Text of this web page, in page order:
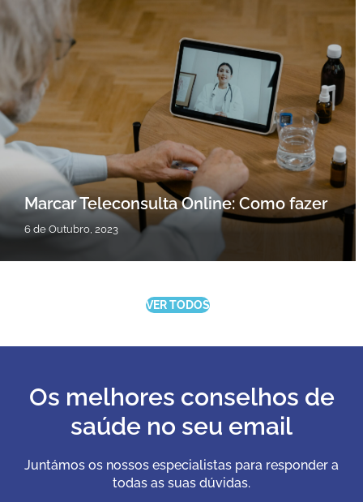
Marcar Teleconsulta Online: Como fazer
6 de Outubro, 2023
VER TODOS
Os melhores conselhos de
saúde no seu email
Juntámos os nossos especialistas para responder a
todas as suas dúvidas.